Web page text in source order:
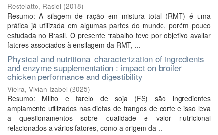
Restelatto, Rasiel (2018)
Resumo: A silagem de ração em mistura total (RMT) é uma
prática já utilizada em algumas partes do mundo, porém pouco
estudada no Brasil. O presente trabalho teve por objetivo avaliar
fatores associados à ensilagem da RMT, ...
Physical and nutritional characterization of ingredients
and enzyme supplementation : impact on broiler
chicken performance and digestibility
Vieira, Vivian Izabel (2025)
Resumo: Milho e farelo de soja (FS) são ingredientes
amplamente utilizados nas dietas de frangos de corte e isso leva
a questionamentos sobre qualidade e valor nutricional
relacionados a vários fatores, como a origem da ...